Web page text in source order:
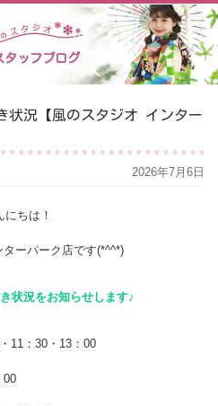
タッフブログ
状況【風のスタジオ インター
2026年7月6日
にちは！
ーパーク店です(*^^*)
状況をお知らせします♪
11：30・13：00
：00